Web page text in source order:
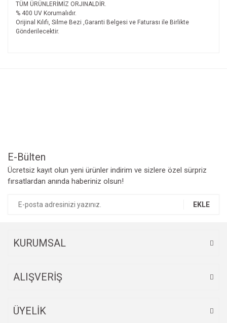
TÜM ÜRÜNLERİMİZ ORJINALDİR.
% 400 UV Korumalıdır.
Orijinal Kılıfı, Silme Bezi ,Garanti Belgesi ve Faturası ile Birlikte
Gönderilecektir.
E-Bülten
Ücretsiz kayıt olun yeni ürünler indirim ve sizlere özel sürpriz
fırsatlardan anında haberiniz olsun!
EKLE
KURUMSAL
ALIŞVERİŞ
ÜYELİK